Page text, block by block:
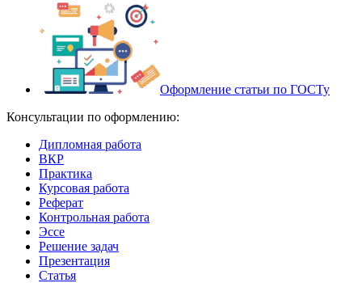
Оформление статьи по ГОСТу
Консультации по оформлению:
Дипломная работа
ВКР
Практика
Курсовая работа
Реферат
Контрольная работа
Эссе
Решение задач
Презентация
Статья